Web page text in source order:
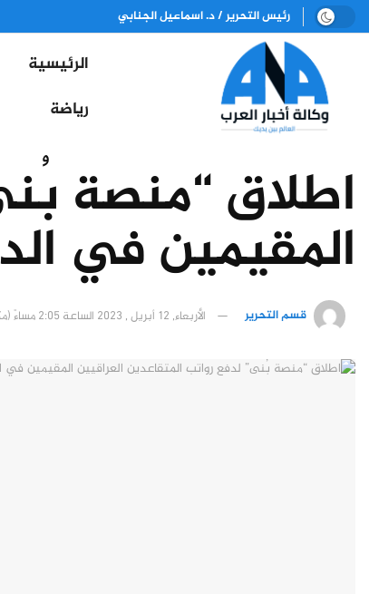
رئيس التحرير / د. اسماعيل الجنابي
الرئيسية
رياضة
اطلاق “منصة
المقيمين في
قسم التحرير الأربعاء, 12 أبريل , 2023 الساعة 2:05 مساءً (مكة المكرمة)